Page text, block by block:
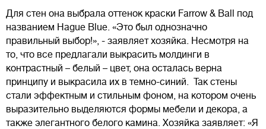
Для стен она выбрала оттенок краски Farrow & Ball под
названием Hague Blue. «Это был однозначно
правильный выбор!», - заявляет хозяйка. Несмотря на
то, что все предлагали выкрасить молдинги в
контрастный – белый – цвет, она осталась верна
принципу и выкрасила их в темно-синий. Так стены
стали эффектным и стильным фоном, на котором очень
выразительно выделяются формы мебели и декора, а
также элегантного белого камина. Хозяйка заявляет: «Я